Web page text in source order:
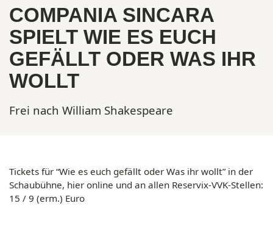
COMPANIA SINCARA
SPIELT WIE ES EUCH
GEFÄLLT ODER WAS IHR
WOLLT
Frei nach William Shakespeare
Tickets für “Wie es euch gefällt oder Was ihr wollt” in der
Schaubühne, hier online und an allen Reservix-VVK-Stellen:
15 / 9 (erm.) Euro